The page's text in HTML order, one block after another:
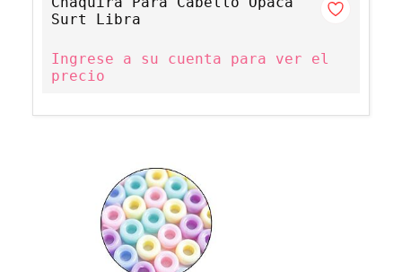
Surt Libra
Ingrese a su cuenta para ver el
precio